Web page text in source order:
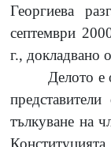
Георгиева
септември
г., докладвано
Делото е
тълкуване на